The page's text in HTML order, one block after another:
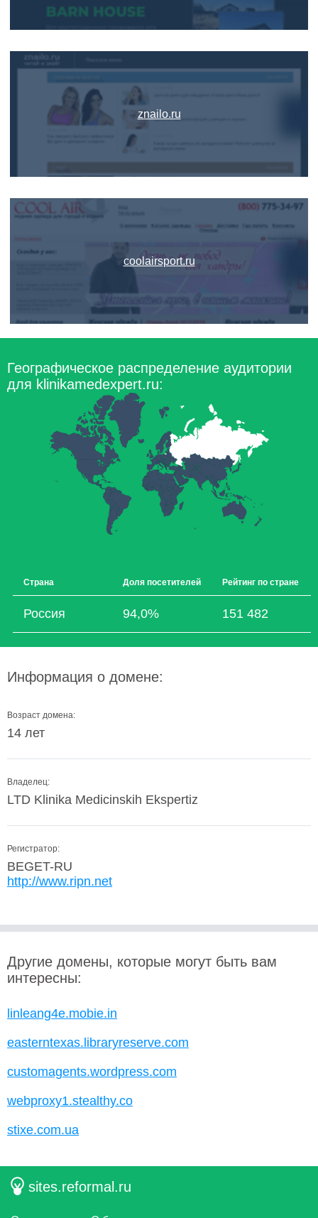
znailo.ru
coolairsport.ru
Географическое распределение аудитории
для klinikamedexpert.ru:
Страна Доля посетителей Рейтинг по стране
Россия 94,0% 151 482
Информация о домене:
Возраст домена:
14 лет
Владелец:
LTD Klinika Medicinskih Ekspertiz
Регистратор:
BEGET-RU
http://www.ripn.net
Другие домены, которые могут быть вам
интересны:
linleang4e.mobie.in
easterntexas.libraryreserve.com
customagents.wordpress.com
webproxy1.stealthy.co
stixe.com.ua
sites.reformal.ru